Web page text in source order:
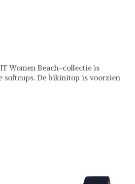
Women Beach-collectie is
softcups. De bikinitop is voorzien